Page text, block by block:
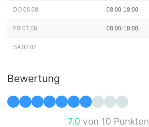
DO 06.08. 08:00-18:00
FR 07.08. 08:00-18:00
SA 08.08.
Bewertung
7.0 von 10 Punkten